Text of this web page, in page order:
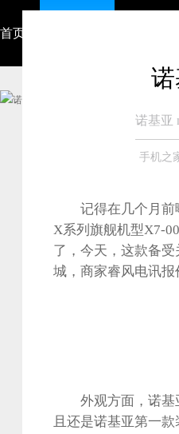
首页
诺基亚
手机之
记得在几个月前
X系列旗舰机型X7-
了，今天，这款备
城，商家睿风电讯
外观方面，诺基
且还是诺基亚第一